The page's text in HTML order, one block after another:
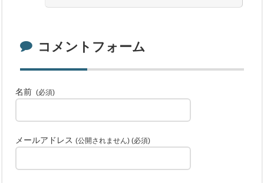
コメントフォーム
名前 (必須)
メールアドレス(公開されません) (必須)